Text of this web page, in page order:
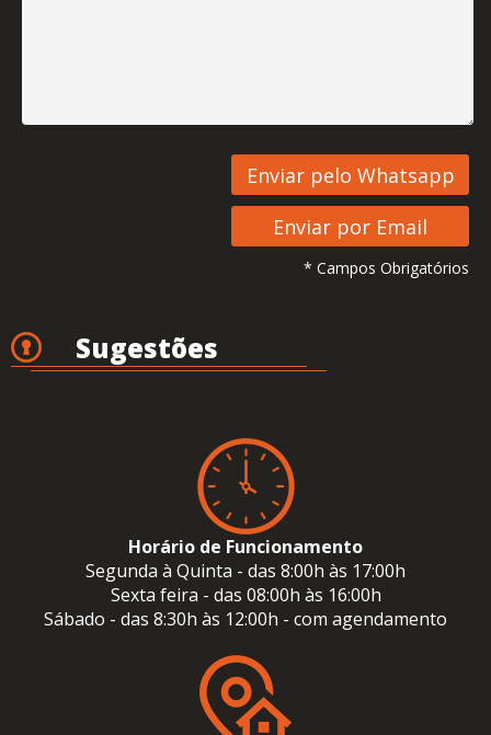
* Campos Obrigatórios
Sugestões
Horário de Funcionamento
Segunda à Quinta - das 8:00h às 17:00h
Sexta feira - das 08:00h às 16:00h
Sábado - das 8:30h às 12:00h - com agendamento